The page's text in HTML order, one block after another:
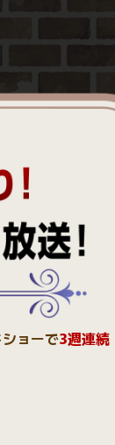
ョーで3週連続